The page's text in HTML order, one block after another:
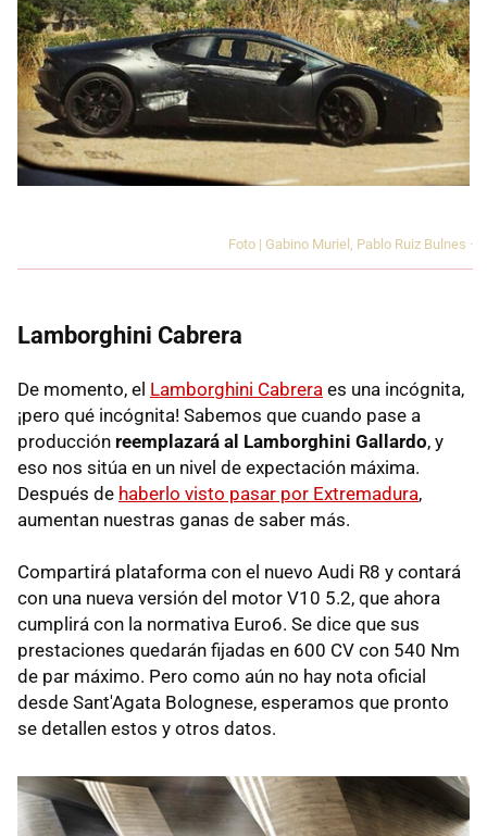
Foto | Gabino Muriel, Pablo Ruiz Bulnes ·
Lamborghini Cabrera
De momento, el Lamborghini Cabrera es una incógnita,
¡pero qué incógnita! Sabemos que cuando pase a
producción reemplazará al Lamborghini Gallardo, y
eso nos sitúa en un nivel de expectación máxima.
Después de haberlo visto pasar por Extremadura,
aumentan nuestras ganas de saber más.
Compartirá plataforma con el nuevo Audi R8 y contará
con una nueva versión del motor V10 5.2, que ahora
cumplirá con la normativa Euro6. Se dice que sus
prestaciones quedarán fijadas en 600 CV con 540 Nm
de par máximo. Pero como aún no hay nota oficial
desde Sant'Agata Bolognese, esperamos que pronto
se detallen estos y otros datos.